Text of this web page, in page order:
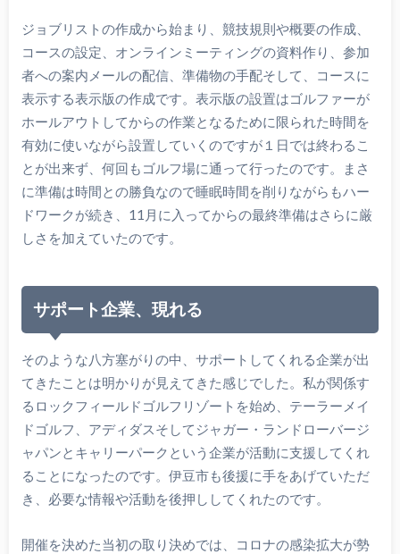
ジョブリストの作成から始まり、競技規則や概要の作成、
コースの設定、オンラインミーティングの資料作り、参加
者への案内メールの配信、準備物の手配そして、コースに
表示する表示版の作成です。表示版の設置はゴルファーが
ホールアウトしてからの作業となるために限られた時間を
有効に使いながら設置していくのですが１日では終わるこ
とが出来ず、何回もゴルフ場に通って行ったのです。まさ
に準備は時間との勝負なので睡眠時間を削りながらもハー
ドワークが続き、11月に入ってからの最終準備はさらに厳
しさを加えていたのです。
サポート企業、現れる
そのような八方塞がりの中、サポートしてくれる企業が出
てきたことは明かりが見えてきた感じでした。私が関係す
るロックフィールドゴルフリゾートを始め、テーラーメイ
ドゴルフ、アディダスそしてジャガー・ランドローバージ
ャパンとキャリーパークという企業が活動に支援してくれ
ることになったのです。伊豆市も後援に手をあげていただ
き、必要な情報や活動を後押ししてくれたのです。
開催を決めた当初の取り決めでは、コロナの感染拡大が勢